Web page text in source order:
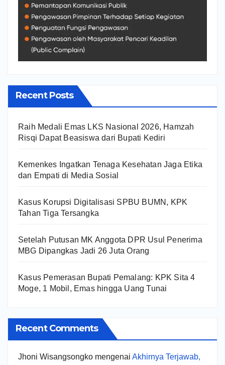
Recent Posts
Raih Medali Emas LKS Nasional 2026, Hamzah
Risqi Dapat Beasiswa dari Bupati Kediri
Kemenkes Ingatkan Tenaga Kesehatan Jaga Etika
dan Empati di Media Sosial
Kasus Korupsi Digitalisasi SPBU BUMN, KPK
Tahan Tiga Tersangka
Setelah Putusan MK Anggota DPR Usul Penerima
MBG Dipangkas Jadi 26 Juta Orang
Kasus Pemerasan Bupati Pemalang: KPK Sita 4
Moge, 1 Mobil, Emas hingga Uang Tunai
Recent Comments
Jhoni Wisangsongko mengenai Akhirnya Terjawab,